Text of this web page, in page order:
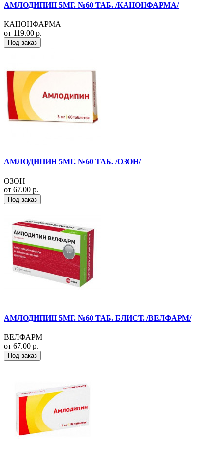
АМЛОДИПИН 5МГ. №60 ТАБ. /КАНОНФАРМА/
КАНОНФАРМА
от 119.00 р.
Под заказ
АМЛОДИПИН 5МГ. №60 ТАБ. /ОЗОН/
ОЗОН
от 67.00 р.
Под заказ
АМЛОДИПИН 5МГ. №60 ТАБ. БЛИСТ. /ВЕЛФАРМ/
ВЕЛФАРМ
от 67.00 р.
Под заказ